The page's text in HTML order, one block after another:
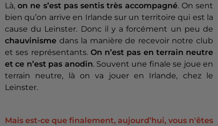
Là,on ne s’est pas sentis très accompagné. On sent
bien qu’on arrive en Irlande sur un territoire qui est la
cause du Leinster. Donc il y a forcément un peu de
chauvinisme dans la manière de recevoir notre club
et ses représentants. On n’est pas en terrain neutre
et ce n’est pas anodin. Souvent une finale se joue en
terrain neutre, là on va jouer en Irlande, chez le
Leinster.
Mais est-ce que finalement, aujourd’hui, vous n'êtes